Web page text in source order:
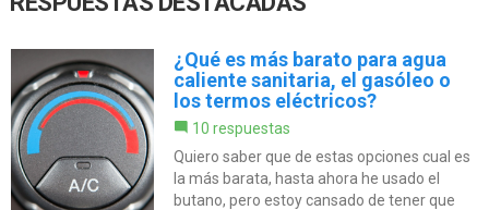
¿Qué es más barato para agua
caliente sanitaria, el gasóleo o
los termos eléctricos?
10 respuestas
Quiero saber que de estas opciones cual es
la más barata, hasta ahora he usado el
butano, pero estoy cansado de tener que